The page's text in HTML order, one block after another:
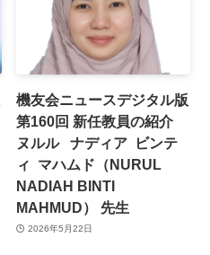
機友会ニュースデジタル版
第160回 新任教員の紹介
ヌルル ナディア ビンテ
ィ マハムド（NURUL
NADIAH BINTI
MAHMUD） 先生
2026年5月22日